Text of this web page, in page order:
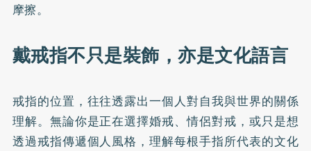
摩擦。
戴戒指不只是裝飾，亦是文化語言
戒指的位置，往往透露出一個人對自我與世界的關係
理解。無論你是正在選擇婚戒、情侶對戒，或只是想
透過戒指傳遞個人風格，理解每根手指所代表的文化